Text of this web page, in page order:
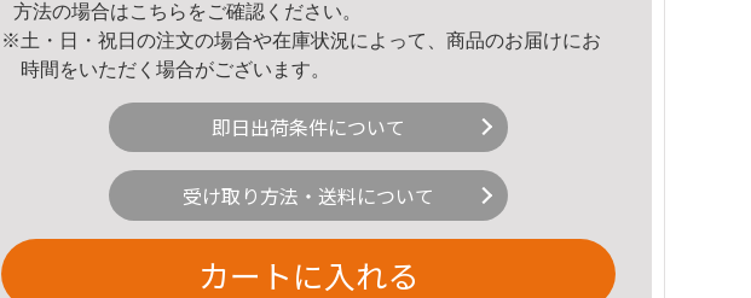
方法の場合はこちら をご確認ください。
※土・日・祝日の注文の場合や在庫状況によって、商品のお届けにお
時間をいただく場合がございます。
即日出荷条件について
受け取り方法・送料について
カートに入れる